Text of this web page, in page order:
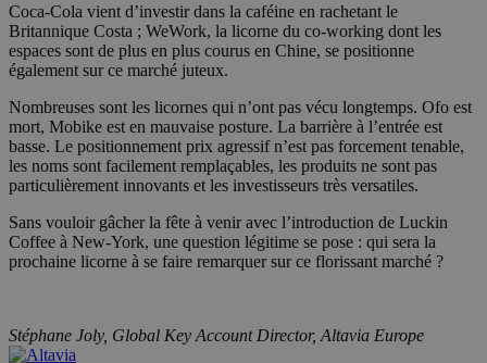
Coca-Cola vient d’investir dans la caféine en rachetant le
Britannique Costa ; WeWork, la licorne du co-working dont les
espaces sont de plus en plus courus en Chine, se positionne
également sur ce marché juteux.
Nombreuses sont les licornes qui n’ont pas vécu longtemps. Ofo est
mort, Mobike est en mauvaise posture. La barrière à l’entrée est
basse. Le positionnement prix agressif n’est pas forcement tenable,
les noms sont facilement remplaçables, les produits ne sont pas
particulièrement innovants et les investisseurs très versatiles.
Sans vouloir gâcher la fête à venir avec l’introduction de Luckin
Coffee à New-York, une question légitime se pose : qui sera la
prochaine licorne à se faire remarquer sur ce florissant marché ?
Stéphane Joly, Global Key Account Director, Altavia Europe